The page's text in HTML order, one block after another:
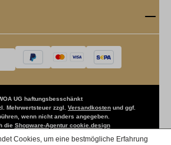
UG haftungsbesschänkt
Mehrwertsteuer zzgl. Versandkosten und ggf.
wenn nicht anders angegeben.
die Shopware-Agentur cookie.design
Cookies, um eine bestmögliche Erfahrung